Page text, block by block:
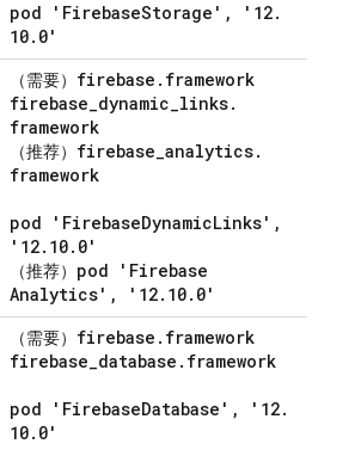
pod 'FirebaseStorage' , '12.
10. 0'
（需要） firebase . framework
firebase_dynamic_links.
framework
（推荐） firebase_analytics.
framework
pod 'FirebaseDynamicLinks' ,
'12. 10. 0'
（推荐） pod 'Firebase
Analytics' , '12. 10. 0'
（需要） firebase . framework
firebase_database . framework
pod 'FirebaseDatabase' , '12.
10. 0'